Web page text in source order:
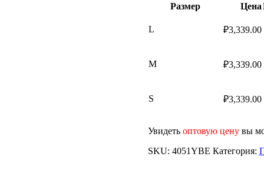
Размер Цена
L ₽3,339.00
M ₽3,339.00
S ₽3,339.00
Увидеть оптовую ценувы
SKU: 4051YBE Категория: